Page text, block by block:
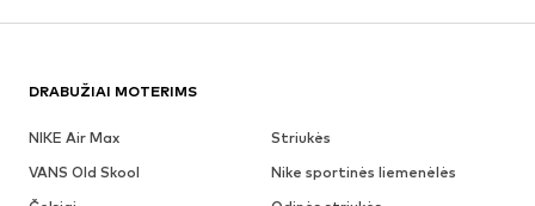
DRABUŽIAI MOTERIMS
NIKE Air Max
Striukės
VANS Old Skool
Nike sportinės liemenėlės